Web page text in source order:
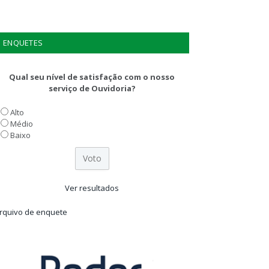
ENQUETES
Qual seu nível de satisfação com o nosso
serviço de Ouvidoria?
Alto
Médio
Baixo
Ver resultados
de enquete